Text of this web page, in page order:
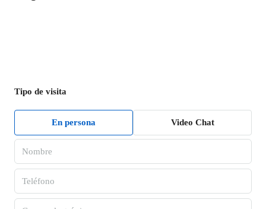
Tipo de visita
En persona Video Chat